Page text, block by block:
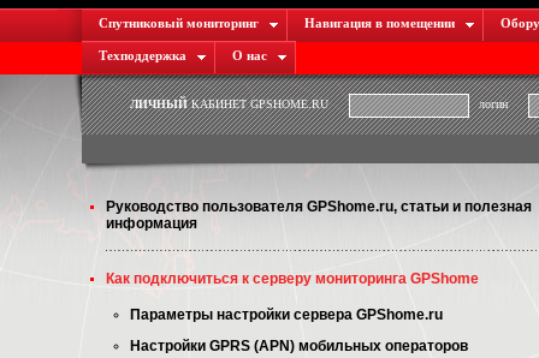
Спутниковый мониторинг Навигация в помещении
Техподдержка О нас
ЛИЧНЫЙКАБИНЕТ GPSHOME.RU логин
Руководство пользователя GPShome.ru, статьи и полезная
информация
Как подключиться к серверу мониторинга GPShome
Параметры настройки сервера GPShome.ru
Настройки GPRS (APN) мобильных операторов